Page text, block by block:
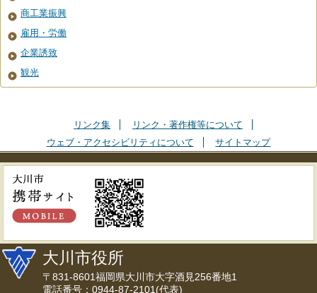
商工業振興
雇用・労働
企業誘致
観光
リンク集
リンク・著作権等について
ウェブ・アクセシビリティについて
サイトマップ
大川市役所
〒831-8601福岡県大川市大字酒見256番地1
電話番号：0944-87-2101(代表)